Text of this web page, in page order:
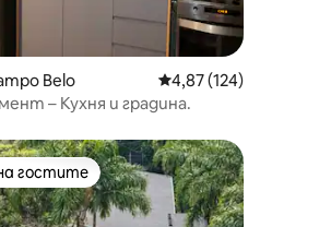
5, 125 отзива
Belo Средна оценка: 4,87
4,87 (124)
– Кухня и градина.
гостите
гостите